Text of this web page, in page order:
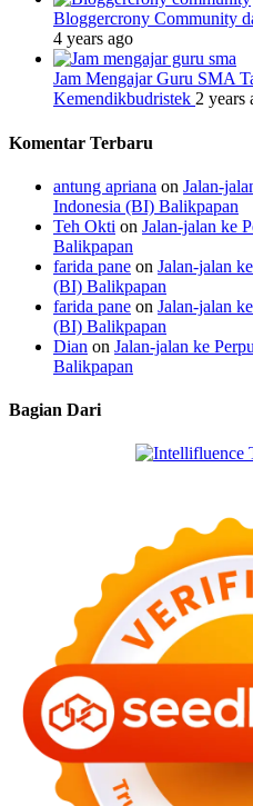
Bloggercrony Community
4 years ago
Jam Mengajar Guru SMA
Kemendikbudristek 2 years
Komentar Terbaru
antung apriana on Jalan-
Indonesia (BI) Balikpapan
Teh Okti on Jalan-jalan ke
Balikpapan
farida pane on Jalan-jalan
(BI) Balikpapan
farida pane on Jalan-jalan
(BI) Balikpapan
Dian on Jalan-jalan ke
Balikpapan
Bagian Dari